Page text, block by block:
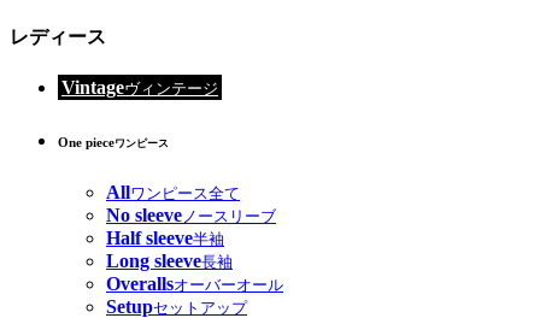
レディース
Vintageヴィンテージ
One pieceワンピース
Allワンピース全て
No sleeve ノースリーブ
Half sleeve半袖
Long sleeve長袖
Overallsオーバーオール
Setupセットアップ